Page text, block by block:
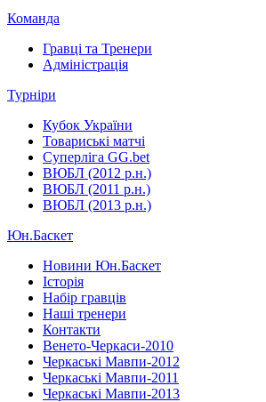
Команда
Гравці та Тренери
Адміністрація
Турніри
Кубок України
Товариські матчі
Суперліга GG.bet
ВЮБЛ (2012 р.н.)
ВЮБЛ (2011 р.н.)
ВЮБЛ (2013 р.н.)
Юн.Баскет
Новини Юн.Баскет
Історія
Набір гравців
Наші тренери
Контакти
Венето-Черкаси-2010
Черкаські Мавпи-2012
Черкаські Мавпи-2011
Черкаські Мавпи-2013